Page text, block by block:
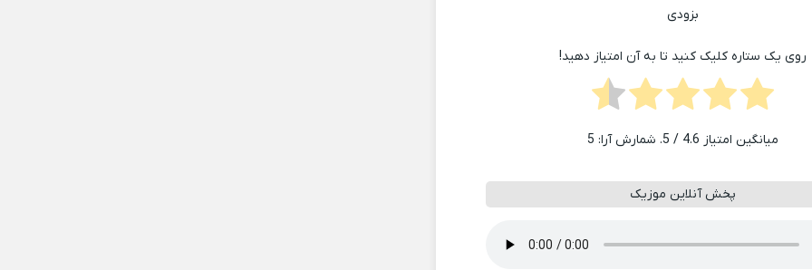
بزودی
روی یک ستاره کلیک کنید تا به آن امتیاز دهید!
میانگین امتیاز 4.6 / 5. شمارش آرا: 5
پخش آنلاین موزیک